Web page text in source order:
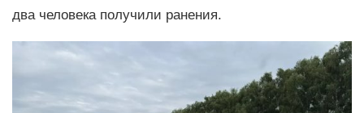
два человека получили ранения.